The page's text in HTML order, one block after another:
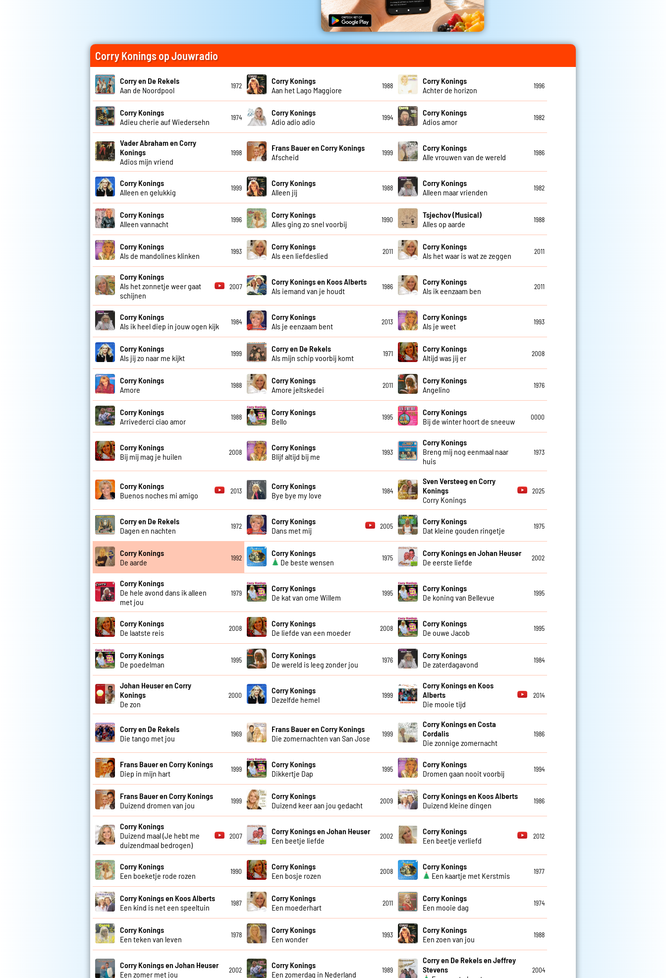
Corry Konings op Jouwradio
Corry en De Rekels
Aan de Noordpool
1972
Corry Konings
Aan het Lago Maggiore
1988
Corry Konings
Achter de horizon
1996
Corry Konings
Adieu cherie auf Wiedersehn
1974
Corry Konings
Adio adio adio
1994
Corry Konings
Adios amor
1982
Vader Abraham en Corry
Konings
Adios mijn vriend
1998
Frans Bauer en Corry Konings
Afscheid
1999
Corry Konings
Alle vrouwen van de wereld
1986
Corry Konings
Alleen en gelukkig
1999
Corry Konings
Alleen jij
1988
Corry Konings
Alleen maar vrienden
1982
Corry Konings
Alleen vannacht
1996
Corry Konings
Alles ging zo snel voorbij
1990
Tsjechov (Musical)
Alles op aarde
1988
Corry Konings
Als de mandolines klinken
1993
Corry Konings
Als een liefdeslied
2011
Corry Konings
Als het waar is wat ze zeggen
2011
Corry Konings
Als het zonnetje weer gaat
schijnen
2007
Corry Konings en Koos Alberts
Als iemand van je houdt
1986
Corry Konings
Als ik eenzaam ben
2011
Corry Konings
Als ik heel diep in jouw ogen kijk
1984
Corry Konings
Als je eenzaam bent
2013
Corry Konings
Als je weet
1993
Corry Konings
Als jij zo naar me kijkt
1999
Corry en De Rekels
Als mijn schip voorbij komt
1971
Corry Konings
Altijd was jij er
2008
Corry Konings
Amore
1988
Corry Konings
Amore jeltskedei
2011
Corry Konings
Angelino
1976
Corry Konings
Arrivederci ciao amor
1988
Corry Konings
Bello
1995
Corry Konings
Bij de winter hoort de sneeuw
0000
Corry Konings
Bij mij mag je huilen
2008
Corry Konings
Blijf altijd bij me
1993
Corry Konings
Breng mij nog eenmaal naar
huis
1973
Corry Konings
Buenos noches mi amigo
2013
Corry Konings
Bye bye my love
1984
Sven Versteeg en Corry
Konings
Corry Konings
2025
Corry en De Rekels
Dagen en nachten
1972
Corry Konings
Dans met mij
2005
Corry Konings
Dat kleine gouden ringetje
1975
Corry Konings
De aarde
1992
Corry Konings
De beste wensen
1975
Corry Konings en Johan Heuser
De eerste liefde
2002
Corry Konings
De hele avond dans ik alleen
met jou
1979
Corry Konings
De kat van ome Willem
1995
Corry Konings
De koning van Bellevue
1995
Corry Konings
De laatste reis
2008
Corry Konings
De liefde van een moeder
2008
Corry Konings
De ouwe Jacob
1995
Corry Konings
De poedelman
1995
Corry Konings
De wereld is leeg zonder jou
1976
Corry Konings
De zaterdagavond
1984
Johan Heuser en Corry
Konings
De zon
2000
Corry Konings
Dezelfde hemel
1999
Corry Konings en Koos
Alberts
Die mooie tijd
2014
Corry en De Rekels
Die tango met jou
1969
Frans Bauer en Corry Konings
Die zomernachten van San Jose
1999
Corry Konings en Costa
Cordalis
Die zonnige zomernacht
1986
Frans Bauer en Corry Konings
Diep in mijn hart
1999
Corry Konings
Dikkertje Dap
1995
Corry Konings
Dromen gaan nooit voorbij
1994
Frans Bauer en Corry Konings
Duizend dromen van jou
1999
Corry Konings
Duizend keer aan jou gedacht
2009
Corry Konings en Koos Alberts
Duizend kleine dingen
1986
Corry Konings
Duizend maal (Je hebt me
duizendmaal bedrogen)
2007
Corry Konings en Johan Heuser
Een beetje liefde
2002
Corry Konings
Een beetje verliefd
2012
Corry Konings
Een boeketje rode rozen
1990
Corry Konings
Een bosje rozen
2008
Corry Konings
Een kaartje met Kerstmis
1977
Corry Konings en Koos Alberts
Een kind is net een speeltuin
1987
Corry Konings
Een moederhart
2011
Corry Konings
Een mooie dag
1974
Corry Konings
Een teken van leven
1978
Corry Konings
Een wonder
1993
Corry Konings
Een zoen van jou
1988
Corry Konings en Johan Heuser
Een zomer met jou
2002
Corry Konings
Een zomerdag in Nederland
1989
Corry en De Rekels en Jeffrey
Stevens
2004